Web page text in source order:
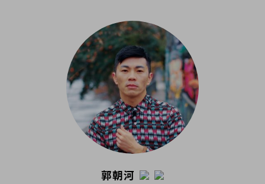
郭朝河